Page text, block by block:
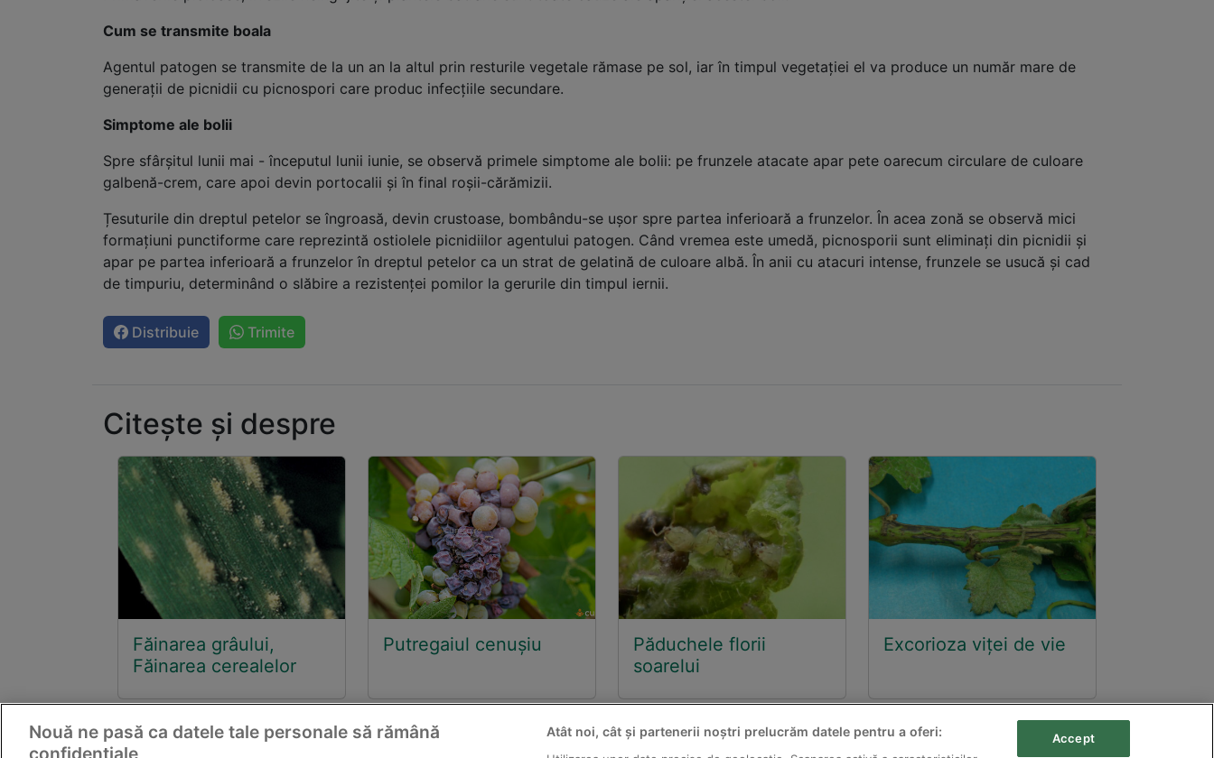
Cum se transmite boala
Agentul patogen se transmite de la un an la altul prin resturile vegetale rămase pe sol, iar în timpul vegetației el va produce un număr mare de
generații de picnidii cu picnospori care produc infecțiile secundare.
Simptome ale bolii
Spre sfârșitul lunii mai - începutul lunii iunie, se observă primele simptome ale bolii: pe frunzele atacate apar pete oarecum circulare de culoare
galbenă-crem, care apoi devin portocalii și în final roșii-cărămizii.
Țesuturile din dreptul petelor se îngroasă, devin crustoase, bombându-se ușor spre partea inferioară a frunzelor. În acea zonă se observă mici
formațiuni punctiforme care reprezintă ostiolele picnidiilor agentului patogen. Când vremea este umedă, picnosporii sunt eliminați din picnidii și
apar pe partea inferioară a frunzelor în dreptul petelor ca un strat de gelatină de culoare albă. În anii cu atacuri intense, frunzele se usucă și cad
de timpuriu, determinând o slăbire a rezistenței pomilor la gerurile din timpul iernii.
Distribuie Trimite
Citește și despre
Făinarea grâului,
Făinarea cerealelor
Putregaiul cenuşiu
Păduchele florii
soarelui
Excorioza viței de vie
Nouă ne pasă ca datele tale personale să rămână
confidențiale
Atât noi, cât și partenerii noștri prelucrăm datele pentru a oferi: Accept